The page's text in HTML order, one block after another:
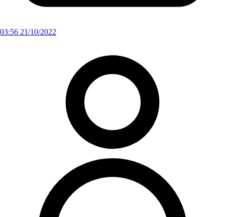
03:56 21/10/2022